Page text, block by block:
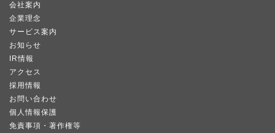
会社案内
企業理念
サービス案内
お知らせ
IR情報
アクセス
採用情報
お問い合わせ
個人情報保護
免責事項・著作権等